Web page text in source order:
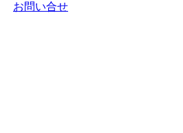
お問い合せ